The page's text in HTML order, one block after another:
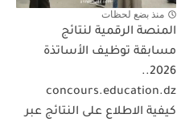
منذ بضع لحظات
المنصة الرقمية لنتائج
مسابقة توظيف الأساتذة
2026..
concours.education.dz
كيفية الاطلاع على النتائج عبر